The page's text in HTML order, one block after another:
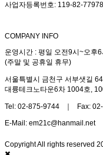
사업자등록번호: 119-82-77978
COMPANY INFO
운영시간 : 평일 오전9시~오후6
(주말 및 공휴일 휴무)
서울특별시 금천구 서부샛길
대륭테크노타운6차 1004호,
Tel: 02-875-9744 ｜ Fax:
E-Mail: em21c@hanmail.net
Copyright All rights reserved